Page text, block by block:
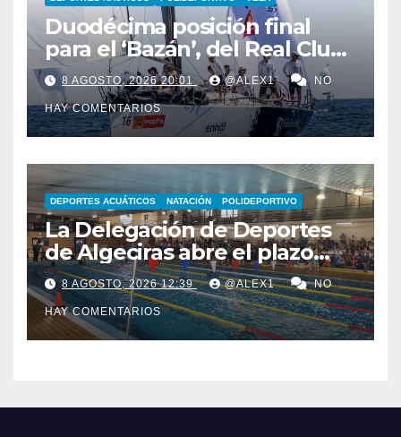
Duodécima posición final
para el ‘Bazán’, del Real Club
Marítimo Sotogrande, en la
44ª Copa del Rey Mapfre
8 AGOSTO, 2026 20:01 @ALEX1 NO
HAY COMENTARIOS
DEPORTES ACUÁTICOS NATACIÓN POLIDEPORTIVO
La Delegación de Deportes
de Algeciras abre el plazo
para los cursos municipales
de natación para todas las
edades
8 AGOSTO, 2026 12:39 @ALEX1 NO
HAY COMENTARIOS